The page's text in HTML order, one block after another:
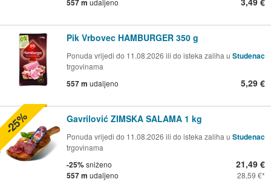
557 m udaljeno
Pik Vrbovec HAMBURGER 350 g
Ponuda vrijedi do 11.08.2026 ili do isteka zaliha u Studenac
trgovinama
557 m udaljeno 5,29 €
Gavrilović ZIMSKA SALAMA 1 kg
Ponuda vrijedi do 11.08.2026 ili do isteka zaliha u Studenac
trgovinama
-25%sniženo
557 m udaljeno
21,49 €
28,59 €
-25%